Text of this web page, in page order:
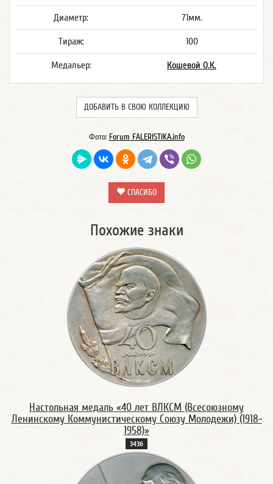
Диаметр: 71мм.
Тираж: 100
Медальер: Кошевой О.К.
ДОБАВИТЬ В СВОЮ КОЛЛЕКЦИЮ
Фото: Forum FALERISTIKA.info
СПАСИБО
Похожие знаки
Настольная медаль «40 лет ВЛКСМ (Всесоюзному
Ленинскому Коммунистическому Союзу Молодежи) (1918-
1958)»
343б